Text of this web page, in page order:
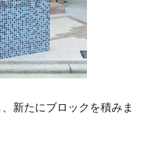
新たにブロックを積みま